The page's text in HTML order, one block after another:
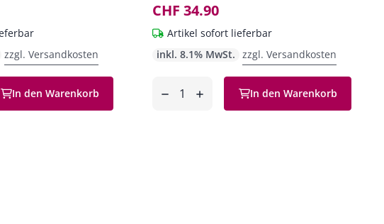
zzgl. Versandkosten
In den Warenkorb
CHF 34.90
Artikel sofort lieferbar
inkl. 8.1% MwSt. zzgl. Versandkosten
In den Warenkorb